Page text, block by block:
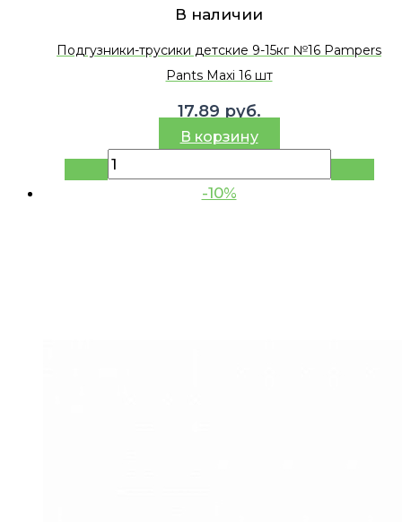
В наличии
Подгузники-трусики детские 9-15кг №16 Pampers
Pants Maxi 16 шт
17.89 руб.
В корзину
-10%